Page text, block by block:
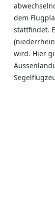
dem
stattfindet.
wird. Hier